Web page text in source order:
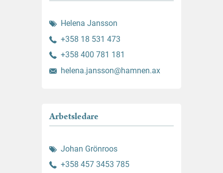
Helena Jansson
+358 18 531 473
+358 400 781 181
helena.jansson@hamnen.ax
Arbetsledare
Johan Grönroos
+358 457 3453 785